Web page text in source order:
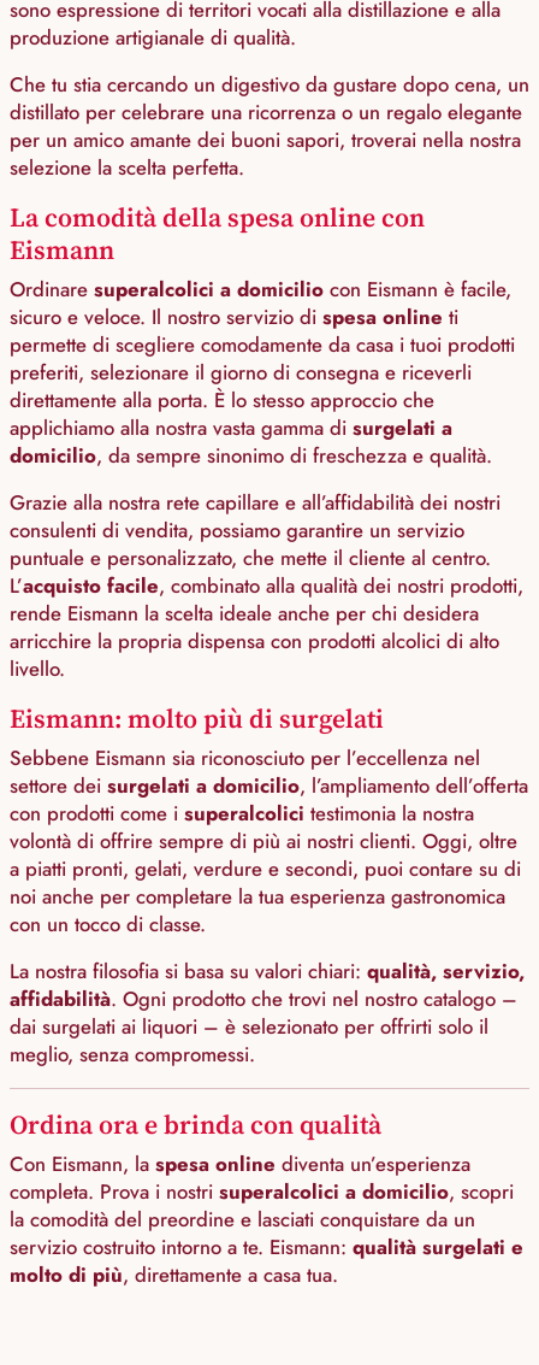
sono espressione di territori vocati alla distillazione e alla
produzione artigianale di qualità.
Che tu stia cercando un digestivo da gustare dopo cena, un
distillato per celebrare una ricorrenza o un regalo elegante
per un amico amante dei buoni sapori, troverai nella nostra
selezione la scelta perfetta.
La comodità della spesa online con
Eismann
Ordinare superalcolici a domicilio con Eismann è facile,
sicuro e veloce. Il nostro servizio di spesa online ti
permette di scegliere comodamente da casa i tuoi prodotti
preferiti, selezionare il giorno di consegna e riceverli
direttamente alla porta. È lo stesso approccio che
applichiamo alla nostra vasta gamma di surgelati a
domicilio, da sempre sinonimo di freschezza e qualità.
Grazie alla nostra rete capillare e all’affidabilità dei nostri
consulenti di vendita, possiamo garantire un servizio
puntuale e personalizzato, che mette il cliente al centro.
L’acquisto facile, combinato alla qualità dei nostri prodotti,
rende Eismann la scelta ideale anche per chi desidera
arricchire la propria dispensa con prodotti alcolici di alto
livello.
Eismann: molto più di surgelati
Sebbene Eismann sia riconosciuto per l’eccellenza nel
settore dei surgelati a domicilio, l’ampliamento dell’offerta
con prodotti come i superalcolici testimonia la nostra
volontà di offrire sempre di più ai nostri clienti. Oggi, oltre
a piatti pronti, gelati, verdure e secondi, puoi contare su di
noi anche per completare la tua esperienza gastronomica
con un tocco di classe.
La nostra filosofia si basa su valori chiari: qualità, servizio,
affidabilità. Ogni prodotto che trovi nel nostro catalogo –
dai surgelati ai liquori – è selezionato per offrirti solo il
meglio, senza compromessi.
Ordina ora e brinda con qualità
Con Eismann, la spesa online diventa un’esperienza
completa. Prova i nostri superalcolici a domicilio, scopri
la comodità del preordine e lasciati conquistare da un
servizio costruito intorno a te. Eismann: qualità surgelati e
molto di più, direttamente a casa tua.